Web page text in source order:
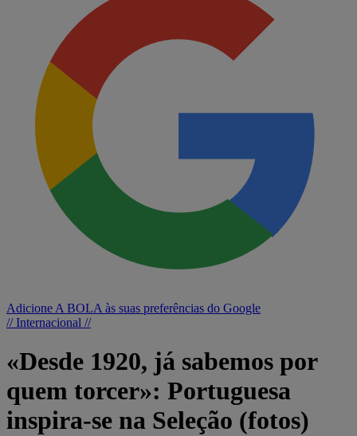
Adicione A BOLA às suas preferências do Google
// Internacional //
«Desde 1920, já sabemos por
quem torcer»: Portuguesa
inspira-se na Seleção (fotos)